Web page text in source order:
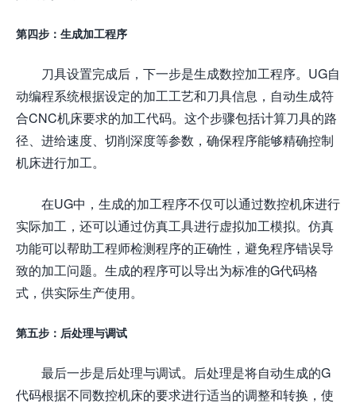
第四步：生成加工程序
刀具设置完成后，下一步是生成数控加工程序。UG自
动编程系统根据设定的加工工艺和刀具信息，自动生成符
合CNC机床要求的加工代码。这个步骤包括计算刀具的路
径、进给速度、切削深度等参数，确保程序能够精确控制
机床进行加工。
在UG中，生成的加工程序不仅可以通过数控机床进行
实际加工，还可以通过仿真工具进行虚拟加工模拟。仿真
功能可以帮助工程师检测程序的正确性，避免程序错误导
致的加工问题。生成的程序可以导出为标准的G代码格
式，供实际生产使用。
第五步：后处理与调试
最后一步是后处理与调试。后处理是将自动生成的G
代码根据不同数控机床的要求进行适当的调整和转换，使